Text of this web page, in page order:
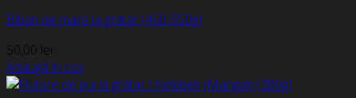
Biban de mare la grătar (450-550g)
50,00 lei
Adaugă în coș